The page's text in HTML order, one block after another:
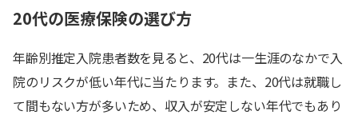
20代の医療保険の選び方
年齢別推定入院患者数を見ると、20代は一生涯のなかで入
院のリスクが低い年代に当たります。また、20代は就職し
て間もない方が多いため、収入が安定しない年代でもあり